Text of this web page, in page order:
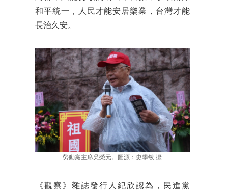
和平統一，人民才能安居樂業，台灣才能
長治久安。
勞動黨主席吳榮元。圖源：史學敏 攝
《觀察》雜誌發行人紀欣認為，民進黨